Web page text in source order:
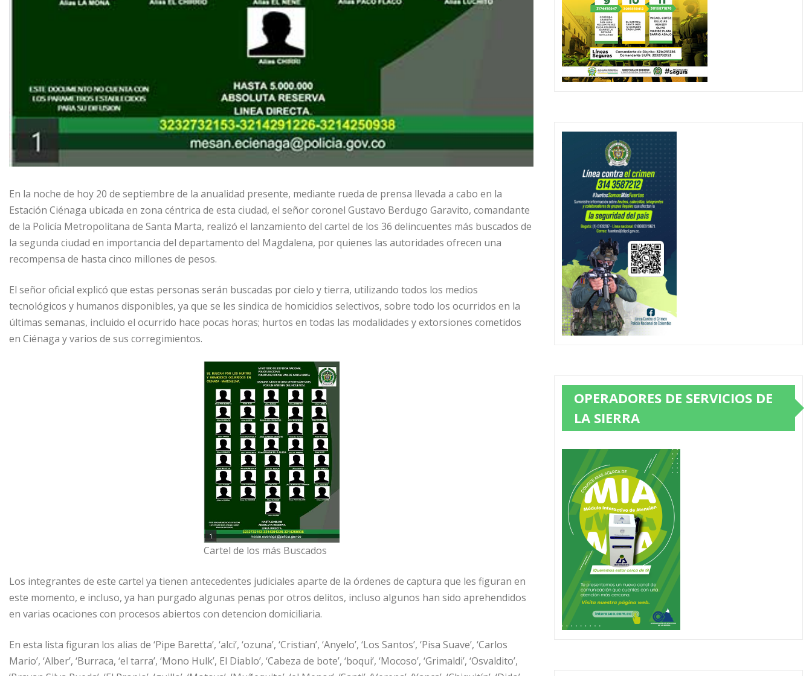
En la noche de hoy 20 de septiembre de la anualidad presente, mediante rueda de prensa llevada a cabo en la
Estación Ciénaga ubicada en zona céntrica de esta ciudad, el señor coronel Gustavo Berdugo Garavito, comandante
de la Policía Metropolitana de Santa Marta, realizó el lanzamiento del cartel de los 36 delincuentes más buscados de
la segunda ciudad en importancia del departamento del Magdalena, por quienes las autoridades ofrecen una
recompensa de hasta cinco millones de pesos.
El señor oficial explicó que estas personas serán buscadas por cielo y tierra, utilizando todos los medios
tecnológicos y humanos disponibles, ya que se les sindica de homicidios selectivos, sobre todo los ocurridos en la
últimas semanas, incluido el ocurrido hace pocas horas; hurtos en todas las modalidades y extorsiones cometidos
en Ciénaga y varios de sus corregimientos.
Cartel de los más Buscados
Los integrantes de este cartel ya tienen antecedentes judiciales aparte de la órdenes de captura que les figuran en
este momento, e incluso, ya han purgado algunas penas por otros delitos, incluso algunos han sido aprehendidos
en varias ocaciones con procesos abiertos con detencion domiciliaria.
En esta lista figuran los alias de ‘Pipe Baretta’, ‘alci’, ‘ozuna’, ‘Cristian’, ‘Anyelo’, ‘Los Santos’, ‘Pisa Suave’, ‘Carlos
Mario’, ‘Alber’, ‘Burraca, ‘el tarra’, ‘Mono Hulk’, El Diablo’, ‘Cabeza de bote’, ‘boqui’, ‘Mocoso’, ‘Grimaldi’, ‘Osvaldito’,
OPERADORES DE SERVICIOS DE
LA SIERRA